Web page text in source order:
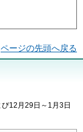
ページの先頭へ戻る
12月29日～1月3日